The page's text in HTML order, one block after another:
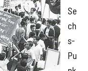
Se
ch
s-
Pu